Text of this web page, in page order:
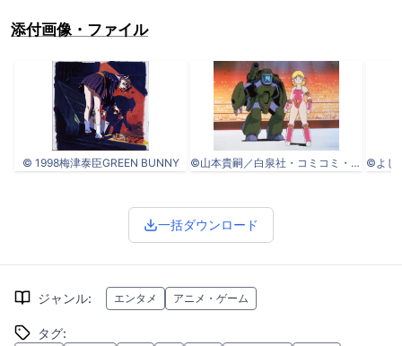
添付画像・ファイル
© 1998梅津泰臣GREEN BUNNY ©山本貴嗣／白泉社・コミコミ・エイジェント21・東映ビデオ
一括ダウンロード
ジャンル: エンタメ アニメ・ゲーム
タグ: